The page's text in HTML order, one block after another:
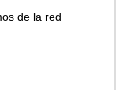
de la red